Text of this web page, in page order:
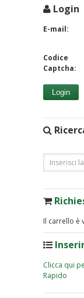
Login
E-mail:
Codice
Captcha:
Login
Il carrello è
Clicca qui
Rapido